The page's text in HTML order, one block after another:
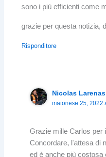
sono i più efficienti come
grazie per questa notizia,
Risponditore
Nicolas Larenas
maionese 25, 2022
Grazie mille Carlos per
Concordare, l'attesa di
ed è anche più costosa